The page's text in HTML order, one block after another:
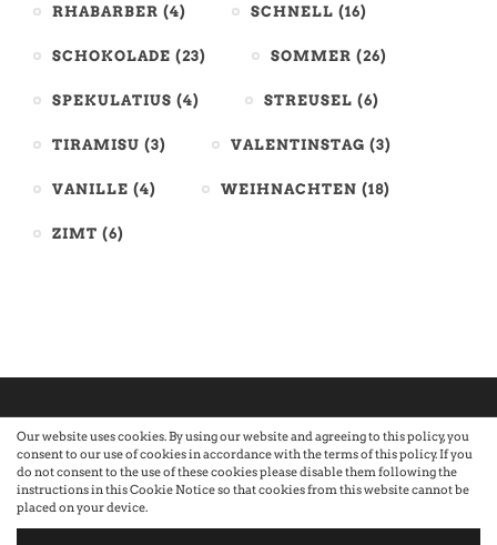
Our website uses cookies. By using our website and agreeing to this policy, you
consent to our use of cookies in accordance with the terms of this policy. If you
do not consent to the use of these cookies please disable them following the
instructions in this Cookie Notice so that cookies from this website cannot be
placed on your device.
RHABARBER (4) SCHNELL (16)
SCHOKOLADE (23) SOMMER (26)
SPEKULATIUS (4) STREUSEL (6)
TIRAMISU (3) VALENTINSTAG (3)
VANILLE (4) WEIHNACHTEN (18)
ZIMT (6)
©2026 Atelier · Built with love by Sandra Nauheimer. Premium